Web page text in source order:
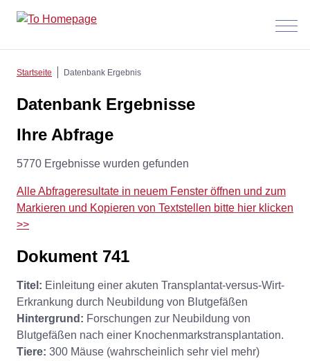
Menü
Startseite Datenbank Ergebnis
Datenbank Ergebnisse
Ihre Abfrage
5770 Ergebnisse wurden gefunden
Alle Abfrageresultate in neuem Fenster öffnen und zum
Markieren und Kopieren von Textstellen bitte hier klicken
>>
Dokument 741
Titel: Einleitung einer akuten Transplantat-versus-Wirt-
Erkrankung durch Neubildung von Blutgefäßen
Hintergrund: Forschungen zur Neubildung von
Blutgefäßen nach einer Knochenmarkstransplantation.
Tiere: 300 Mäuse (wahrscheinlich sehr viel mehr)